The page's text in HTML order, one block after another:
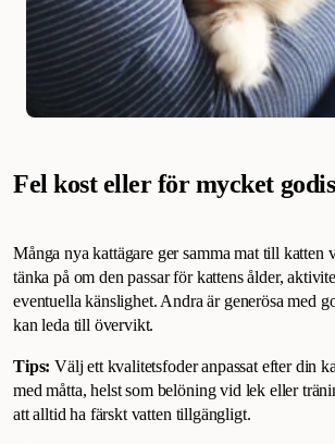
Fel kost eller för mycket godis
Många nya kattägare ger samma mat till katten
tänka på om den passar för kattens ålder,
eventuella känslighet. Andra är generösa med
kan leda till övervikt.
Tips: Välj ett kvalitetsfoder anpassat efter din
med måtta, helst som belöning vid lek eller
att alltid ha färskt vatten tillgängligt.